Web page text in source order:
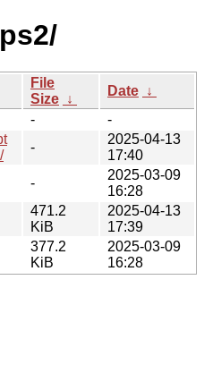
File
Size ↓
Date ↓
-
-
-
2025-04-13
17:40
-
2025-03-09
16:28
471.2
KiB
2025-04-13
17:39
377.2
KiB
2025-03-09
16:28